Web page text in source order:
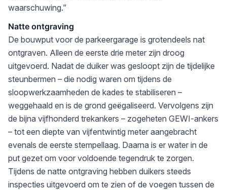
waarschuwing.”
Natte ontgraving
De bouwput voor de parkeergarage is grotendeels nat
ontgraven. Alleen de eerste drie meter zijn droog
uitgevoerd. Nadat de duiker was gesloopt zijn de tijdelijke
steunbermen – die nodig waren om tijdens de
sloopwerkzaamheden de kades te stabiliseren –
weggehaald en is de grond geëgaliseerd. Vervolgens zijn
de bijna vijfhonderd trekankers – zogeheten GEWI-ankers
– tot een diepte van vijfentwintig meter aangebracht
evenals de eerste stempellaag. Daarna is er water in de
put gezet om voor voldoende tegendruk te zorgen.
Tijdens de natte ontgraving hebben duikers steeds
inspecties uitgevoerd om te zien of de voegen tussen de